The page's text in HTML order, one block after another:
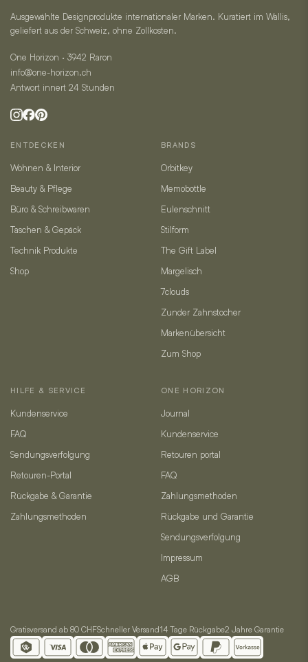
Ausgewählte Designprodukte internationaler Marken. Kuratiert im Wallis,
geliefert aus der Schweiz, ohne Zollkosten.
One Horizon · 3942 Raron
info@one-horizon.ch
Antwort innert 24 Stunden
ENTDECKEN
Wohnen & Interior
Beauty & Pflege
Büro & Schreibwaren
Taschen & Gepäck
Technik Produkte
Shop
BRANDS
Orbitkey
Memobottle
Eulenschnitt
Stilform
The Gift Label
Margelisch
7clouds
Zunder Zahnstocher
Markenübersicht
Zum Shop
HILFE & SERVICE
Kundenservice
FAQ
Sendungsverfolgung
Retouren-Portal
Rückgabe & Garantie
Zahlungsmethoden
ONE HORIZON
Journal
Kundenservice
Retouren portal
FAQ
Zahlungsmethoden
Rückgabe und Garantie
Sendungsverfolgung
Impressum
AGB
Gratisversand ab 80 CHFSchneller Versand14 Tage Rückgabe2 Jahre Garantie